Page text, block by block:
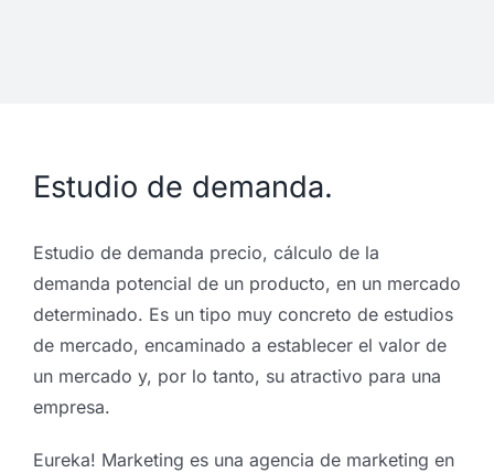
Estudio de demanda.
Estudio de demanda precio, cálculo de la
demanda potencial de un producto, en un mercado
determinado. Es un tipo muy concreto de estudios
de mercado, encaminado a establecer el valor de
un mercado y, por lo tanto, su atractivo para una
empresa.
Eureka! Marketing es una agencia de marketing en